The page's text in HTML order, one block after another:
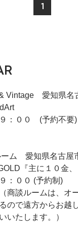
1
Vintage 愛知県名
：００ (予約不要)
ーム 愛知県名古屋
『主に１０金、
：００ (予約制)
談ルームは、オ
ので遠方からお越
いたします。）